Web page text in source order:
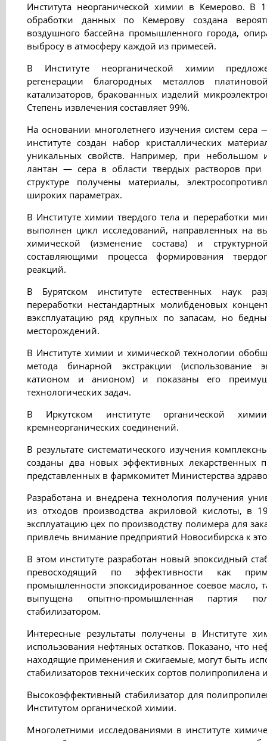
Института неорганической химии в Кемерово. В
обработки данных по Кемерову создана
воздушного бассейна промышленного города,
выбросу в атмосферу каждой из примесей.
В Институте неорганической химии
регенерации благородных металлов
катализаторов, бракованных изделий
Степень извлечения составляет 99%.
На основании многолетнего изучения систем
институте создан набор кристаллических
уникальных свойств. Например, при небольшом
лантан — сера в области твердых растворов при
структуре получены материалы,
широких параметрах.
В Институте химии твердого тела и переработки
выполнен цикл исследований, направленных на
химической (изменение состава) и
составляющими процесса формирования
реакций.
В Бурятском институте естественных наук
переработки нестандартных молибденовых
вэксплуатацию ряд крупных по запасам, но
месторождений.
В Институте химии и химической технологии
метода бинарной экстракции (использование
катионом и анионом) и показаны его
технологических задач.
В Иркутском институте органической
кремнеорганических соединений.
В результате систематического изучения
созданы два новых эффективных лекарственных
представленных в фармкомитет Министерства
Разработана и внедрена технология получения
из отходов производства акриловой кислоты, в
эксплуатацию цех по производству полимера для
привлечь внимание предприятий Новосибирска к
В этом институте разработан новый эпоксидный
превосходящий по эффективности как
промышленности эпоксидированное соевое масло,
выпущена опытно-промышленная партия
стабилизатором.
Интересные результаты получены в Институте
использования нефтяных остатков. Показано, что
находящие применения и сжигаемые, могут быть
стабилизаторов технических сортов полипропилена
Высокоэффективный стабилизатор для
Институтом органической химии.
Многолетними исследованиями в институте